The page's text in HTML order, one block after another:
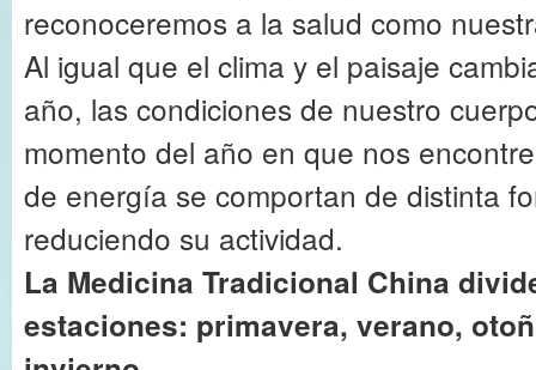
reconoceremos a la salud como
Al igual que el clima y el paisaje
año, las condiciones de nuestro
momento del año en que nos
de energía se comportan de distinta
reduciendo su actividad.
La Medicina Tradicional China
estaciones: primavera, verano,